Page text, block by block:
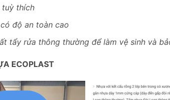
tuỳ thích
độ an toàn cao
tẩy rửa thông thường để làm vệ sinh và
ECOPLAST